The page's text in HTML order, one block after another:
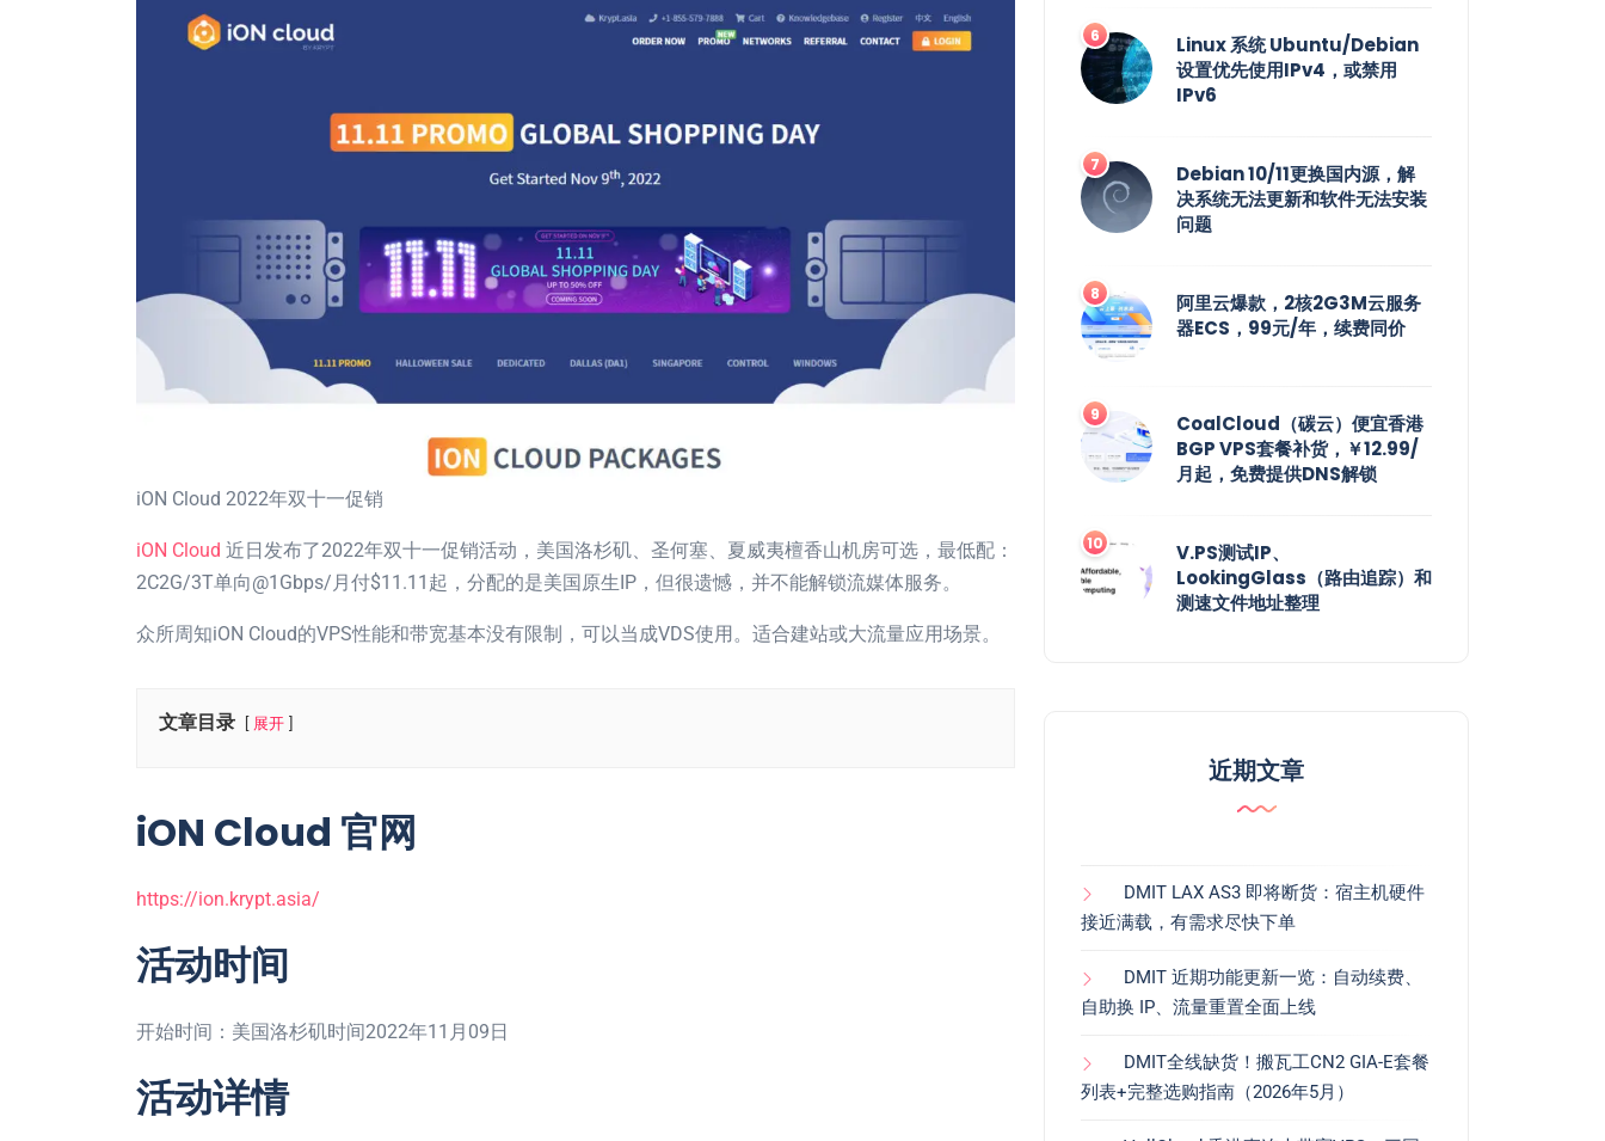
iON Cloud 2022年双十一促销
iON Cloud 近日发布了2022年双十一促销活动，美国洛杉矶、圣何塞、夏威夷檀香山机房可选，最低配：
2C2G/3T单向@1Gbps/月付$11.11起，分配的是美国原生IP，但很遗憾，并不能解锁流媒体服务。
众所周知iON Cloud的VPS性能和带宽基本没有限制，可以当成VDS使用。适合建站或大流量应用场景。
文章目录 展开
iON Cloud 官网
https://ion.krypt.asia/
活动时间
开始时间：美国洛杉矶时间2022年11月09日
活动详情
Linux 系统 Ubuntu/Debian
设置优先使用IPv4，或禁用
IPv6
Debian 10/11更换国内源，解
决系统无法更新和软件无法安装
问题
阿里云爆款，2核2G3M云服务
器ECS，99元/年，续费同价
CoalCloud（碳云）便宜香港
BGP VPS套餐补货，￥12.99/
月起，免费提供DNS解锁
V.PS测试IP、
LookingGlass（路由追踪）和
测速文件地址整理
近期文章
DMIT LAX AS3 即将断货：宿主机硬件
接近满载，有需求尽快下单
DMIT 近期功能更新一览：自动续费、
自助换 IP、流量重置全面上线
DMIT全线缺货！搬瓦工CN2 GIA-E套餐
列表+完整选购指南（2026年5月）